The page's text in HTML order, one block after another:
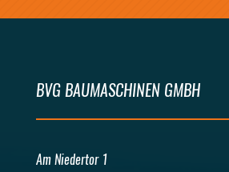
BVG BAUMASCHINEN GMBH
Am Niedertor 1